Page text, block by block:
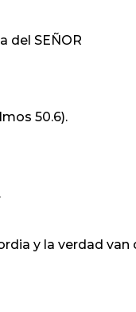
del SEÑOR
50.6).
y la verdad van